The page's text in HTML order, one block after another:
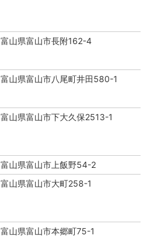
富山県富山市長附162-4
富山県富山市八尾町井田580-1
富山県富山市下大久保2513-1
富山県富山市上飯野54-2
富山県富山市大町258-1
富山県富山市本郷町75-1